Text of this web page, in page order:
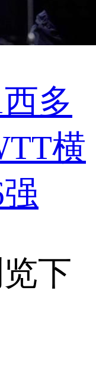
多
横
下